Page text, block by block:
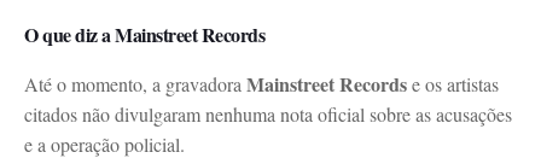
O que diz a Mainstreet Records
Até o momento, a gravadora Mainstreet Recordse os artistas
citados não divulgaram nenhuma nota oficial sobre as acusações
e a operação policial.